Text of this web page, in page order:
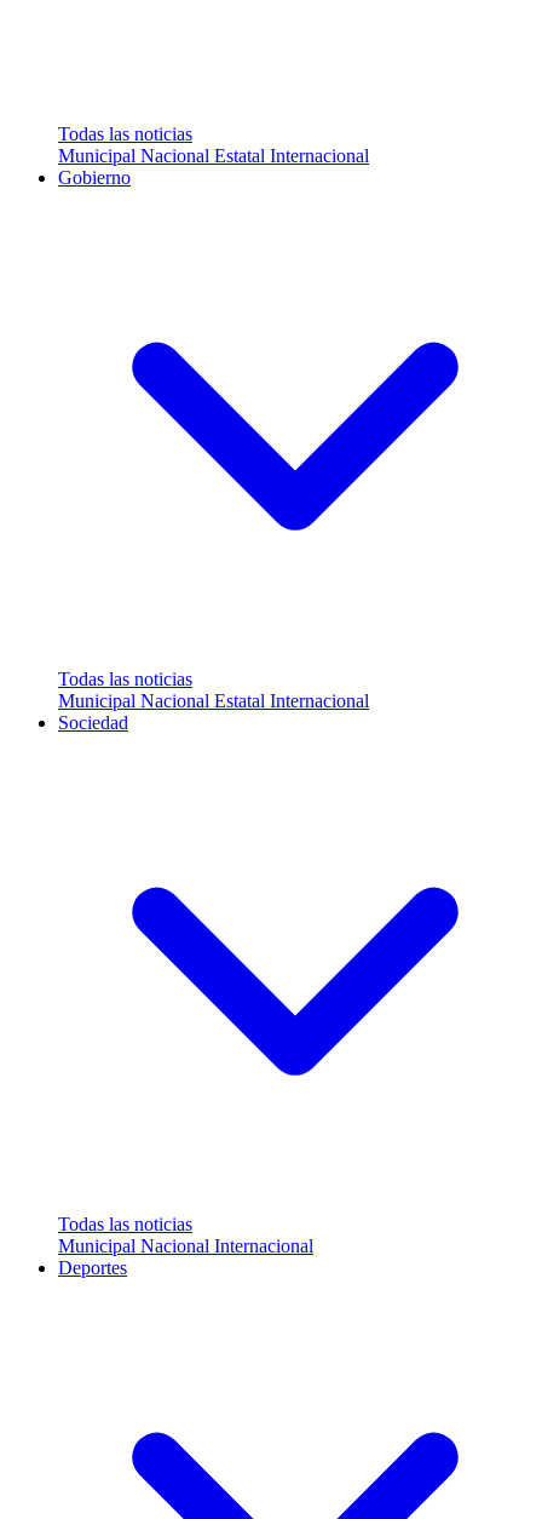
Todas las noticias
Municipal Nacional Estatal Internacional
Gobierno
Todas las noticias
Municipal Nacional Estatal Internacional
Sociedad
Todas las noticias
Municipal Nacional Internacional
Deportes